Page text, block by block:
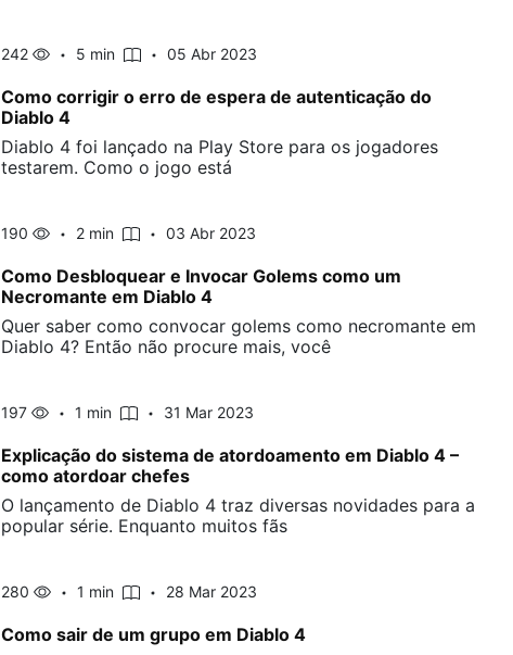
242 5 min 05 Abr 2023
Como corrigir o erro de espera de autenticação do
Diablo 4
Diablo 4 foi lançado na Play Store para os jogadores
testarem. Como o jogo está
190 2 min 03 Abr 2023
Como Desbloquear e Invocar Golems como um
Necromante em Diablo 4
Quer saber como convocar golems como necromante em
Diablo 4? Então não procure mais, você
197 1 min 31 Mar 2023
Explicação do sistema de atordoamento em Diablo 4 –
como atordoar chefes
O lançamento de Diablo 4 traz diversas novidades para a
popular série. Enquanto muitos fãs
280 1 min 28 Mar 2023
Como sair de um grupo em Diablo 4